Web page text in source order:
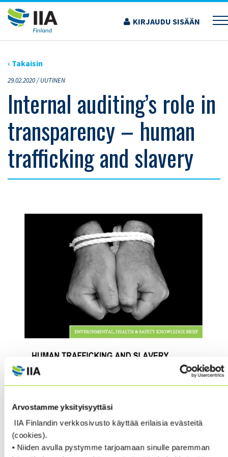
Arvostamme yksityisyyttäsi
IIA Finlandin verkkosivusto käyttää erilaisia evästeitä
(cookies).
• Niiden avulla pystymme tarjoamaan sinulle paremman
Siirry
sisältöön
KIRJAUDU SISÄÄN
›ARTIKKELIT›INTERNAL AUDITING’S ROLE IN TRANSPARENCY – HUMAN
TRAFFICKING AND SLAVERY
‹ Takaisin
29.02.2020 /UUTINEN
Internal auditing’s role in
transparency – human
trafficking and slavery